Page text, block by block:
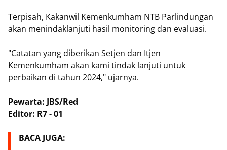
Terpisah, Kakanwil Kemenkumham NTB Parlindungan
akan menindaklanjuti hasil monitoring dan evaluasi.
"Catatan yang diberikan Setjen dan Itjen
Kemenkumham akan kami tindak lanjuti untuk
perbaikan di tahun 2024," ujarnya.
Pewarta: JBS/Red
Editor: R7 - 01
BACA JUGA: